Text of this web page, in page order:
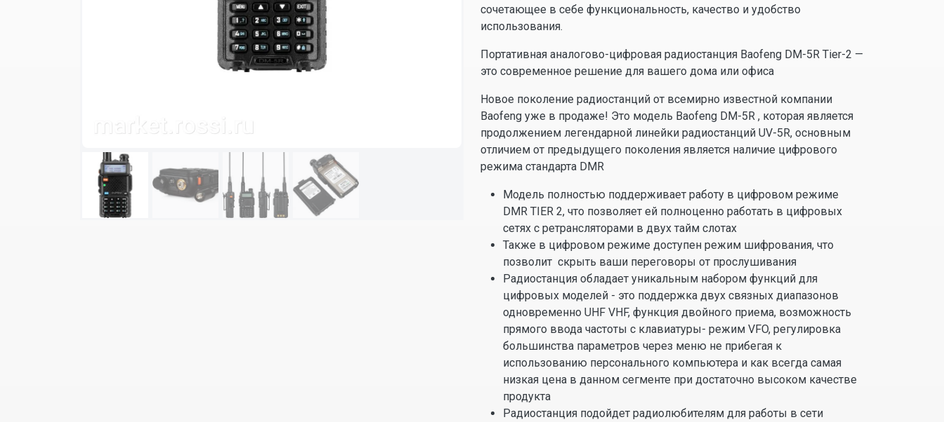
сочетающее в себе функциональность, качество и удобство
использования.
Портативная аналогово-цифровая радиостанция Baofeng DM-5R Tier-2 —
это современное решение для вашего дома или офиса
Новое поколение радиостанций от всемирно известной компании
Baofeng уже в продаже! Это модель Baofeng DM-5R , которая является
продолжением легендарной линейки радиостанций UV-5R, основным
отличием от предыдущего поколения является наличие цифрового
режима стандарта DMR
Модель полностью поддерживает работу в цифровом режиме
DMR TIER 2, что позволяет ей полноценно работать в цифровых
сетях с ретрансляторами в двух тайм слотах
Также в цифровом режиме доступен режим шифрования, что
позволит скрыть ваши переговоры от прослушивания
Радиостанция обладает уникальным набором функций для
цифровых моделей - это поддержка двух связных диапазонов
одновременно UHF VHF, функция двойного приема, возможность
прямого ввода частоты с клавиатуры- режим VFO, регулировка
большинства параметров через меню не прибегая к
использованию персонального компьютера и как всегда самая
низкая цена в данном сегменте при достаточно высоком качестве
продукта
Радиостанция подойдет радиолюбителям для работы в сети